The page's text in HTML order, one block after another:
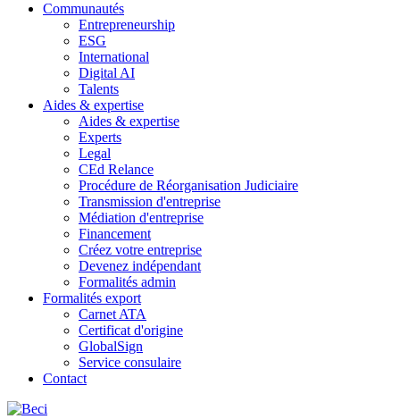
Communautés
Entrepreneurship
ESG
International
Digital AI
Talents
Aides & expertise
Aides & expertise
Experts
Legal
CEd Relance
Procédure de Réorganisation Judiciaire
Transmission d'entreprise
Médiation d'entreprise
Financement
Créez votre entreprise
Devenez indépendant
Formalités admin
Formalités export
Carnet ATA
Certificat d'origine
GlobalSign
Service consulaire
Contact